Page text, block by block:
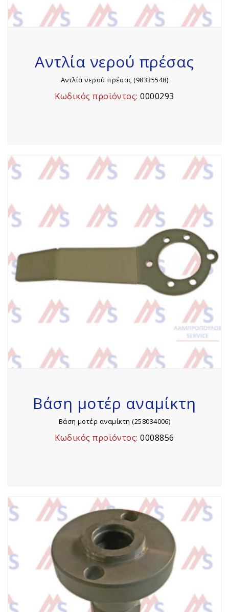
Αντλία νερού πρέσας
Αντλία νερού πρέσας (98335548)
Κωδικός προϊόντος:0000293
Βάση μοτέρ αναμίκτη
Βάση μοτέρ αναμίκτη (258034006)
Κωδικός προϊόντος:0008856